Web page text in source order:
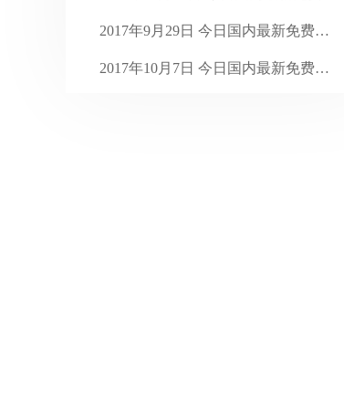
31 2023年12月
30 2023年11月
2017年9月29日 今日国内最新免费代 ...
2017年10月7日 今日国内最新免费代 ...